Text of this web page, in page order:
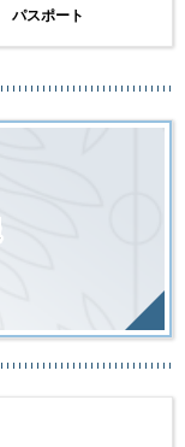
パスポート